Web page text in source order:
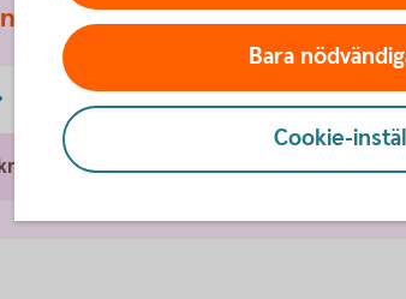
Sjukförsäkring företag
TGL Individuell livförsäkring
Bara
Cookie-